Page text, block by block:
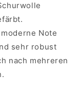
Note
sehr robust
nach mehreren